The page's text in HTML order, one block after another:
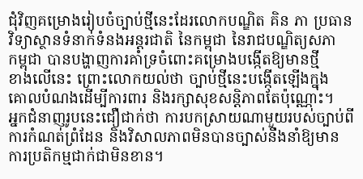
ជុំវិញគម្រោងរៀបចំច្បាប់ថ្មីនេះដែរលោកបណ្ឌិត គិន ភា ប្រធាន
វិទ្យាស្ថានទំនាក់ទំនងអន្តរជាតិ នៃកម្ពុជា នៃរាជបណ្ឌិត្យសភា
កម្ពុជា បានបង្ហាញការគាំទ្រចំពោះគម្រោងបង្កើតឱ្យមានថ្មី
ខាងលើនេះ ព្រោះលោកយល់ថា ច្បាប់ថ្មីនេះបង្កើតឡើងក្នុង
គោលបំណងដើម្បីការពារ និងរក្សាសុខសន្តិភាពតែប៉ុណ្ណោះ។
អ្នកជំនាញរូបនេះជឿជាក់ថា ការបកស្រាយណាមួយរបស់ច្បាប់ពី
ការកំណត់ព្រំដែន និងវិសាលភាពមិនបានច្បាស់នឹងនាំឱ្យមាន
ការប្រតិកម្មជាក់ជាមិនខាន។